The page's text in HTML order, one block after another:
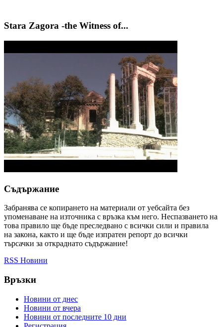
Stara Zagora -the Witness of...
Съдържание
Забранява се копирането на материали от уебсайта без
упоменаване на източника с връзка към него. Неспазването на
това правило ще бъде преследвано с всички сили и правила
на закона, както и ще бъде изпратен репорт до всички
търсачки за откраднато съдържание!
RSS Новини
Връзки
Новини от днес
Новини от вчера
Новини от последните 10 дни